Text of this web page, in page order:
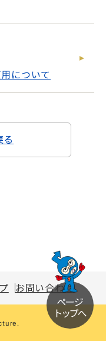
について
る
お問い合わせ